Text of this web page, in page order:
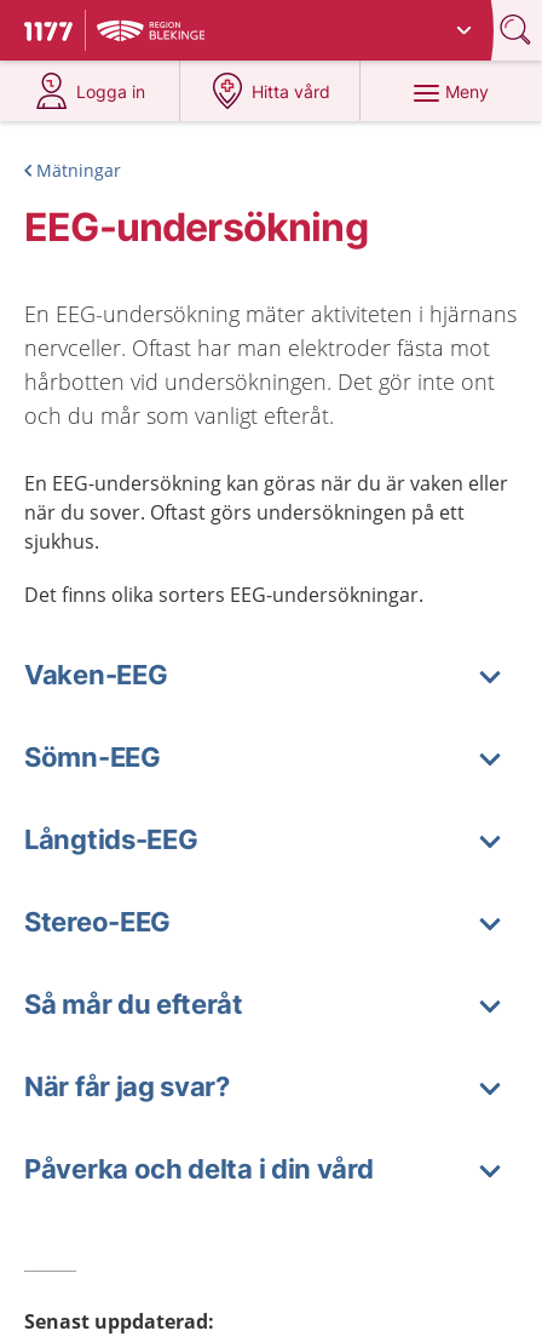
Till startsidan för 1177
Du har valt region
Logga in
på 1177.se
Hitta vård
på 1177.se
Meny
Mätningar
EEG-undersökning
En EEG-undersökning mäter aktiviteten i hjärnans
nervceller. Oftast har man elektroder fästa mot
hårbotten vid undersökningen. Det gör inte ont
och du mår som vanligt efteråt.
En EEG-undersökning kan göras när du är vaken eller
när du sover. Oftast görs undersökningen på ett
sjukhus.
Det finns olika sorters EEG-undersökningar.
Vaken-EEG
Sömn-EEG
Långtids-EEG
Stereo-EEG
Så mår du efteråt
När får jag svar?
Påverka och delta i din vård
Senast uppdaterad: